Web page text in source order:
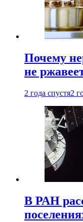
Почему
не
2 года спустя2
В РАН